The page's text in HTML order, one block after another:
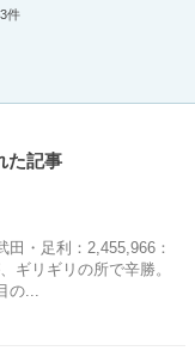
件
た記事
・足利：2,455,966：
ギリギリの所で辛勝。
の...